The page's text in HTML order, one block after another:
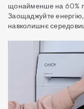
щонайменше на 60%
Заощаджуйте
навколишнє